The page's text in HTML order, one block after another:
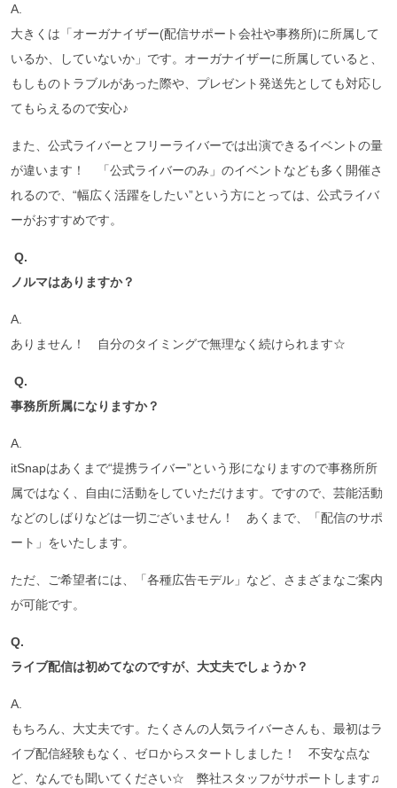
A.
大きくは「オーガナイザー(配信サポート会社や事務所)に所属して
いるか、していないか」です。オーガナイザーに所属していると、
もしものトラブルがあった際や、プレゼント発送先としても対応し
てもらえるので安心♪
また、公式ライバーとフリーライバーでは出演できるイベントの量
が違います！ 「公式ライバーのみ」のイベントなども多く開催さ
れるので、“幅広く活躍をしたい”という方にとっては、公式ライバ
ーがおすすめです。
Q.
ノルマはありますか？
A.
ありません！ 自分のタイミングで無理なく続けられます☆
Q.
事務所所属になりますか？
A.
itSnapはあくまで“提携ライバー”という形になりますので事務所所
属ではなく、自由に活動をしていただけます。ですので、芸能活動
などのしばりなどは一切ございません！ あくまで、「配信のサポ
ート」をいたします。
ただ、ご希望者には、「各種広告モデル」など、さまざまなご案内
が可能です。
Q.
ライブ配信は初めてなのですが、大丈夫でしょうか？
A.
もちろん、大丈夫です。たくさんの人気ライバーさんも、最初はラ
イブ配信経験もなく、ゼロからスタートしました！ 不安な点な
ど、なんでも聞いてください☆ 弊社スタッフがサポートします♫